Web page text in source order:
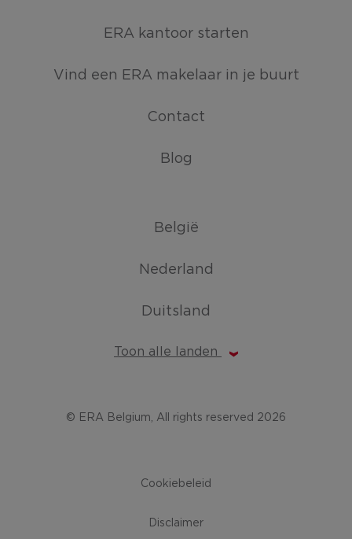
ERA kantoor starten
Vind een ERA makelaar in je buurt
Contact
Blog
België
Nederland
Duitsland
Toon alle landen
© ERA Belgium, All rights reserved 2026
Cookiebeleid
Disclaimer